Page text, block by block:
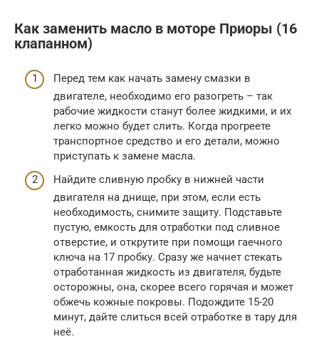
Как заменить масло в моторе Приоры (16
клапанном)
Перед тем как начать замену смазки в
двигателе, необходимо его разогреть – так
рабочие жидкости станут более жидкими, и их
легко можно будет слить. Когда прогреете
транспортное средство и его детали, можно
приступать к замене масла.
Найдите сливную пробку в нижней части
двигателя на днище, при этом, если есть
необходимость, снимите защиту. Подставьте
пустую, емкость для отработки под сливное
отверстие, и открутите при помощи гаечного
ключа на 17 пробку. Сразу же начнет стекать
отработанная жидкость из двигателя, будьте
осторожны, она, скорее всего горячая и может
обжечь кожные покровы. Подождите 15-20
минут, дайте слиться всей отработке в тару для
неё.